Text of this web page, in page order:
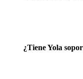
¿Tiene Yola